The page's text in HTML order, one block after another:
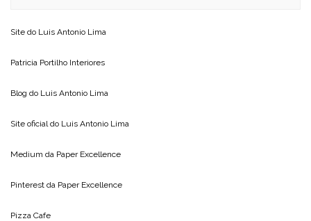
Site do Luis Antonio Lima
Patricia Portilho Interiores
Blog do Luis Antonio Lima
Site oficial do Luis Antonio Lima
Medium da Paper Excellence
Pinterest da Paper Excellence
Pizza Cafe